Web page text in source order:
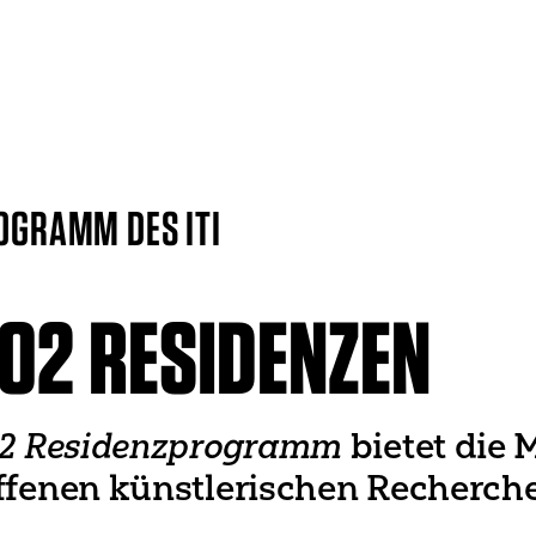
DES ITI
RESIDENZEN
Residenzprogramm bietet die
künstlerischen